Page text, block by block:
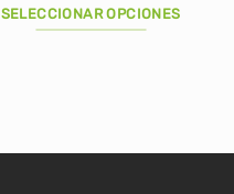
precios:
desde
SELECCIONAR OPCIONES